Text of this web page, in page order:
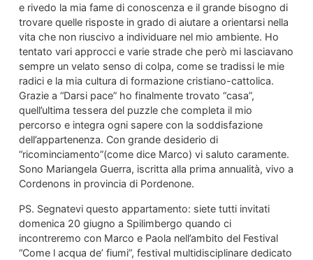
e rivedo la mia fame di conoscenza e il grande bisogno di
trovare quelle risposte in grado di aiutare a orientarsi nella
vita che non riuscivo a individuare nel mio ambiente. Ho
tentato vari approcci e varie strade che però mi lasciavano
sempre un velato senso di colpa, come se tradissi le mie
radici e la mia cultura di formazione cristiano-cattolica.
Grazie a “Darsi pace” ho finalmente trovato “casa”,
quell’ultima tessera del puzzle che completa il mio
percorso e integra ogni sapere con la soddisfazione
dell’appartenenza. Con grande desiderio di
“ricominciamento”(come dice Marco) vi saluto caramente.
Sono Mariangela Guerra, iscritta alla prima annualità, vivo a
Cordenons in provincia di Pordenone.
PS. Segnatevi questo appartamento: siete tutti invitati
domenica 20 giugno a Spilimbergo quando ci
incontreremo con Marco e Paola nell’ambito del Festival
“Come l acqua de’ fiumi”, festival multidisciplinare dedicato